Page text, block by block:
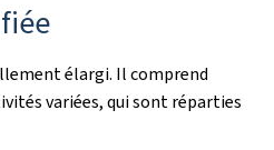
élargi. Il comprend
variées, qui sont réparties